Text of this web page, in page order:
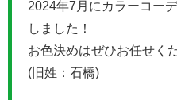
2024年7月にカラーコー
しました！
お色決めはぜひお任せく
(旧姓：石橋)